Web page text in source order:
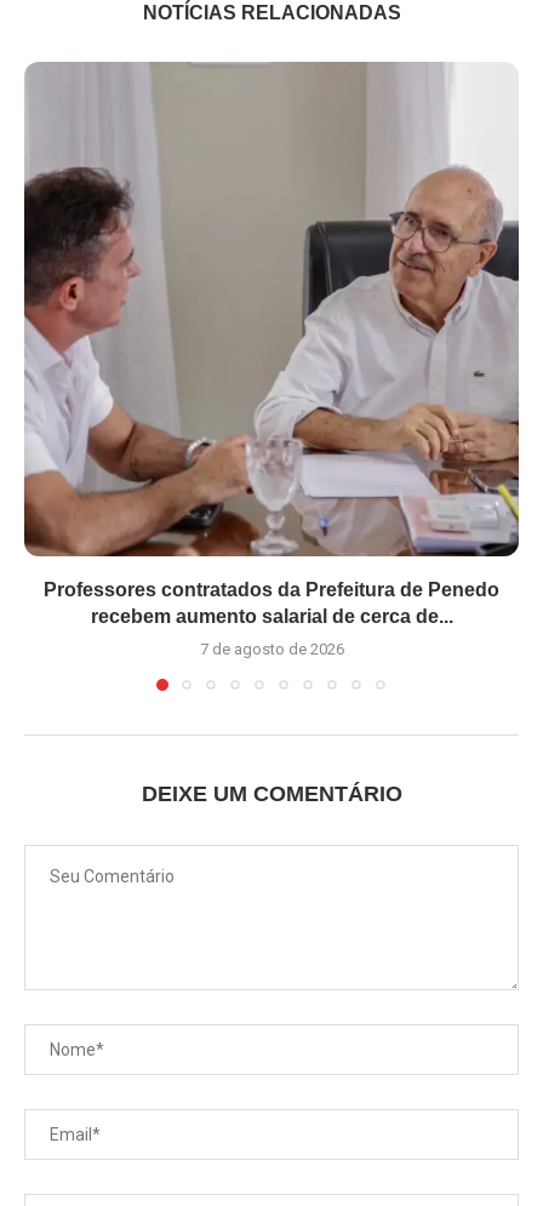
NOTÍCIAS RELACIONADAS
Professores contratados da Prefeitura de Penedo
recebem aumento salarial de cerca de...
7 de agosto de 2026
DEIXE UM COMENTÁRIO